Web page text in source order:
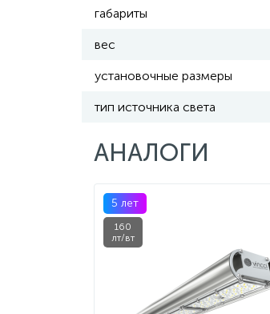
габариты
вес
установочные размеры
тип источника света
АНАЛОГИ
5 лет
160
лт/вт